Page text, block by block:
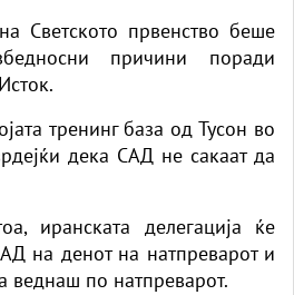
Светското првенство беше
причини поради
тренинг база од Тусон во
дека САД не сакаат да
иранската делегација ќе
на денот на натпреварот и
веднаш по натпреварот.